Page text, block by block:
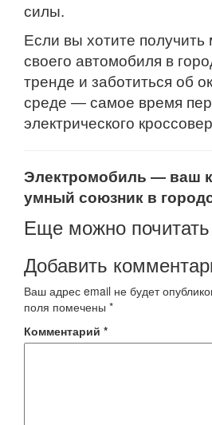
силы.
Если вы хотите получить
своего автомобиля в
тренде и заботиться об
среде — самое время
электрического
Электромобиль — ваш
умный союзник в
Еще можно почитать
Добавить
Ваш адрес email не будет
поля помечены *
Комментарий *